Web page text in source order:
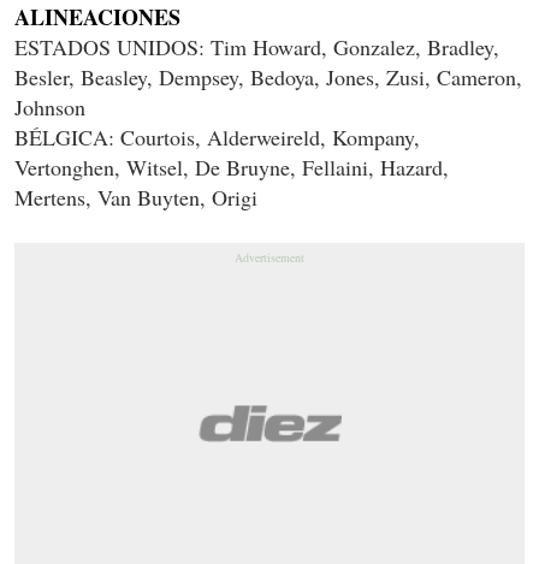
ALINEACIONES
ESTADOS UNIDOS: Tim Howard, Gonzalez, Bradley,
Besler, Beasley, Dempsey, Bedoya, Jones, Zusi, Cameron,
Johnson
BÉLGICA: Courtois, Alderweireld, Kompany,
Vertonghen, Witsel, De Bruyne, Fellaini, Hazard,
Mertens, Van Buyten, Origi